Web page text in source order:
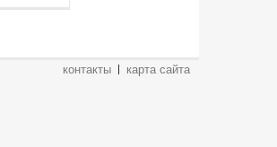
контакты карта сайта